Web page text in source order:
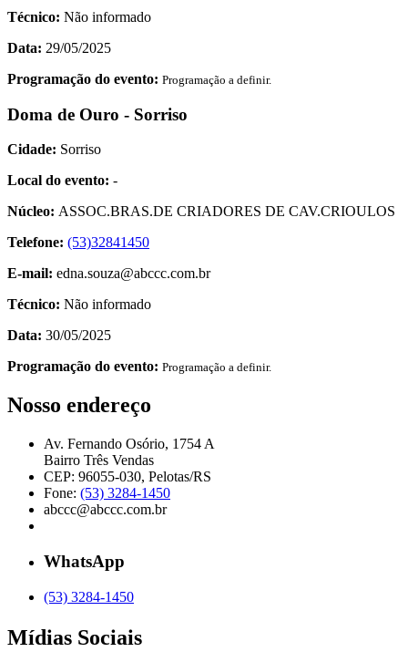
Técnico: Não informado
Data: 29/05/2025
Programação do evento: Programação a definir.
Doma de Ouro - Sorriso
Cidade: Sorriso
Local do evento: -
Núcleo: ASSOC.BRAS.DE CRIADORES DE CAV.CRIOULOS
Telefone: (53)32841450
E-mail: edna.souza@abccc.com.br
Técnico: Não informado
Data: 30/05/2025
Programação do evento: Programação a definir.
Nosso endereço
Av. Fernando Osório, 1754 A
Bairro Três Vendas
CEP: 96055-030, Pelotas/RS
Fone: (53) 3284-1450
abccc@abccc.com.br
WhatsApp
(53) 3284-1450
Mídias Sociais